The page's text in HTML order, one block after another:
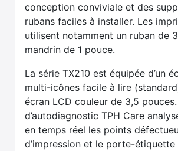
conception conviviale et des
rubans faciles à installer. Les
utilisent notamment un ruban de
mandrin de 1 pouce.
La série TX210 est équipée d’un
multi-icônes facile à lire
écran LCD couleur de 3,5
d’autodiagnostic TPH Care
en temps réel les points
d’impression et le porte-